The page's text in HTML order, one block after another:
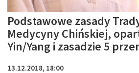
Podstawowe zasady
Medycyny Chińskiej,
Yin/Yang i zasadzie 5
13.12.2018, 18:00